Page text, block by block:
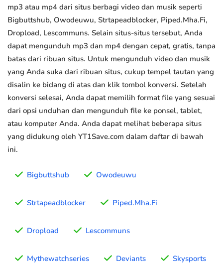
mp3 atau mp4 dari situs berbagi video dan musik seperti
Bigbuttshub, Owodeuwu, Strtapeadblocker, Piped.Mha.Fi,
Dropload, Lescommuns. Selain situs-situs tersebut, Anda
dapat mengunduh mp3 dan mp4 dengan cepat, gratis, tanpa
batas dari ribuan situs. Untuk mengunduh video dan musik
yang Anda suka dari ribuan situs, cukup tempel tautan yang
disalin ke bidang di atas dan klik tombol konversi. Setelah
konversi selesai, Anda dapat memilih format file yang sesuai
dari opsi unduhan dan mengunduh file ke ponsel, tablet,
atau komputer Anda. Anda dapat melihat beberapa situs
yang didukung oleh YT1Save.com dalam daftar di bawah
ini.
Bigbuttshub Owodeuwu
Strtapeadblocker Piped.Mha.Fi
Dropload Lescommuns
Mythewatchseries Deviants Skysports